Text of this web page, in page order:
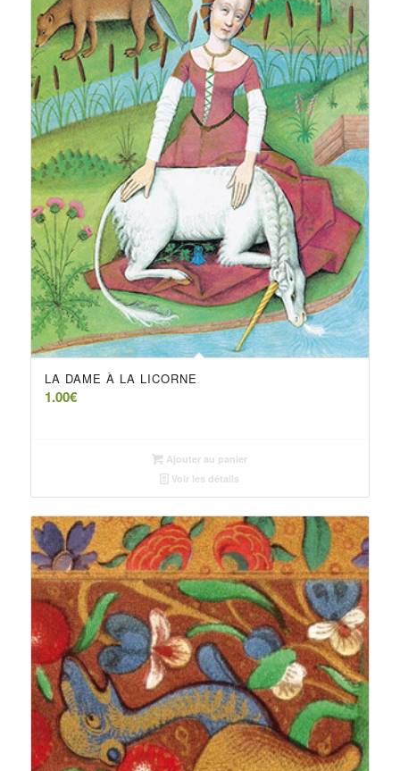
LA DAME À LA LICORNE
1.00€
Ajouter au panier
Voir les détails